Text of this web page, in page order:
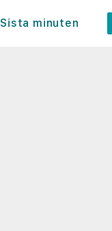
Sista minuten